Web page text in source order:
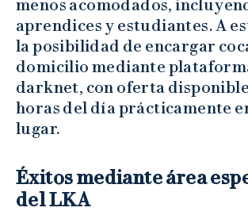
menos acomodados,
aprendices y estudiantes. A
la posibilidad de encargar
domicilio mediante
darknet, con oferta
horas del día prácticamente
lugar.
Éxitos mediante área
del LKA